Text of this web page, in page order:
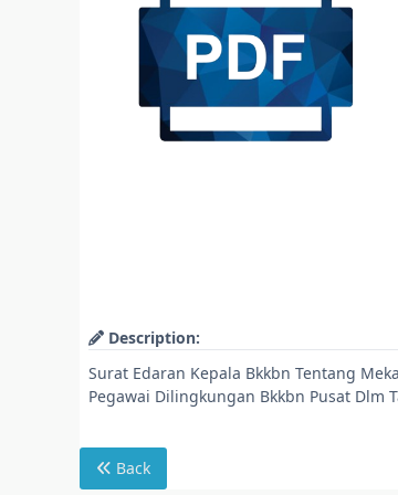
Description:
Surat Edaran Kepala Bkkbn Tentang
Pegawai Dilingkungan Bkkbn Pusat Dlm
Back